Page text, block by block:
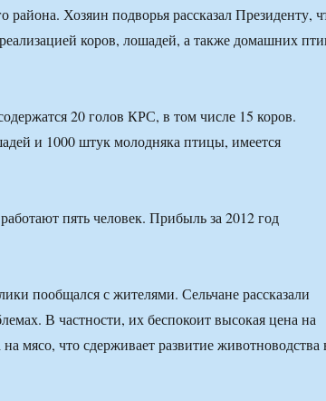
района. Хозяин подворья рассказал Президенту,
коров, лошадей, а также домашних
20 голов КРС, в том числе 15 коров.
и 1000 штук молодняка птицы, имеется
пять человек. Прибыль за 2012 год
пообщался с жителями. Сельчане рассказали
В частности, их беспокоит высокая цена на
мясо, что сдерживает развитие животноводства